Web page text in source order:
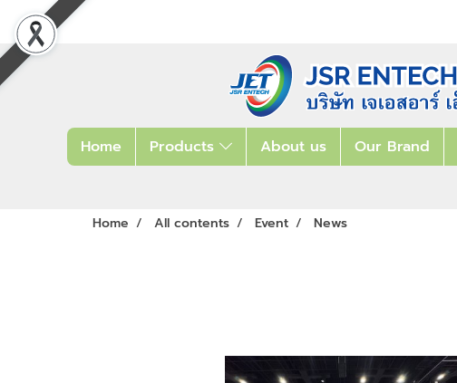
Home Products About us Our Brand
Home All contents Event News